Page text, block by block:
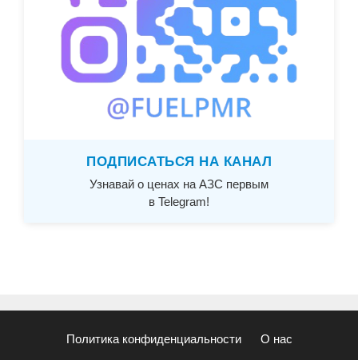
ПОДПИСАТЬСЯ НА КАНАЛ
Узнавай о ценах на АЗС первым
в Telegram!
Политика конфиденциальности О нас